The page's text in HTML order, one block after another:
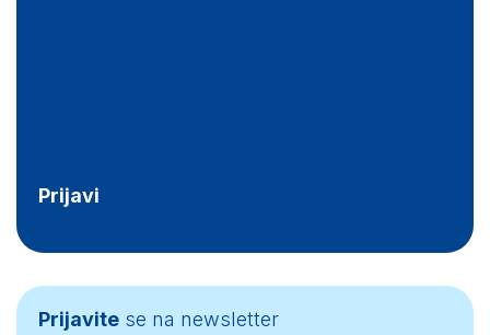
Prijavi
Prijavite se na newsletter